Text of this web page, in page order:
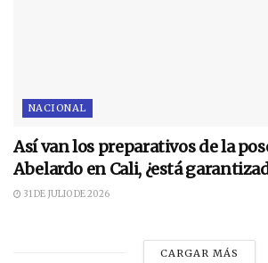
NACIONAL
Así van los preparativos de la
Abelardo en Cali, ¿está
31 DE JULIO DE 2026
CARGAR MÁS